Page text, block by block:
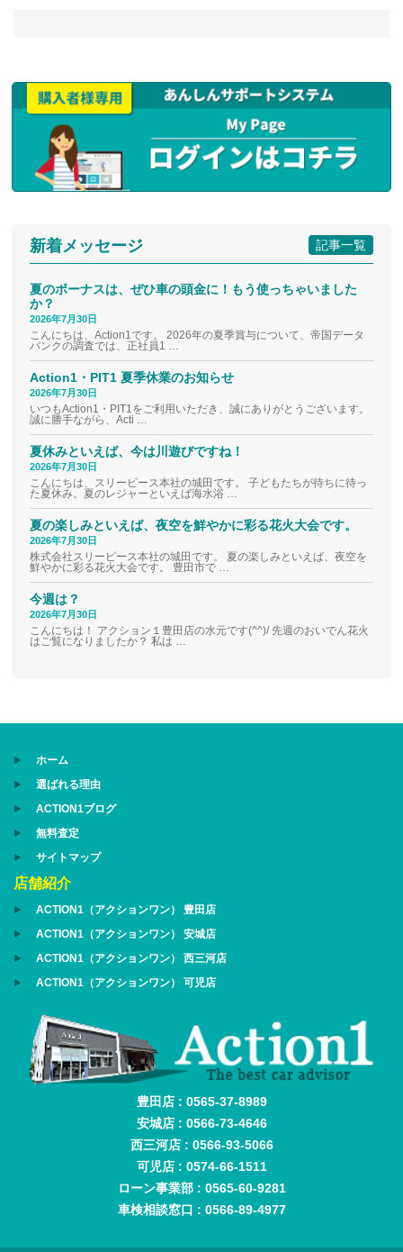
記事一覧
新着メッセージ
夏のボーナスは、ぜひ車の頭金に！もう使っちゃいました
か？
2026年7月30日
こんにちは、Action1です。 2026年の夏季賞与について、帝国データ
バンクの調査では、正社員1 …
Action1・PIT1 夏季休業のお知らせ
2026年7月30日
いつもAction1・PIT1をご利用いただき、誠にありがとうございます。
誠に勝手ながら、Acti …
夏休みといえば、今は川遊びですね！
2026年7月30日
こんにちは、スリーピース本社の城田です。 子どもたちが待ちに待っ
た夏休み。夏のレジャーといえば海水浴 …
夏の楽しみといえば、夜空を鮮やかに彩る花火大会です。
2026年7月30日
株式会社スリーピース本社の城田です。 夏の楽しみといえば、夜空を
鮮やかに彩る花火大会です。 豊田市で …
今週は？
2026年7月30日
こんにちは！ アクション１豊田店の水元です(^^)/ 先週のおいでん花火
はご覧になりましたか？ 私は …
ホーム
選ばれる理由
ACTION1ブログ
無料査定
サイトマップ
店舗紹介
ACTION1（アクションワン） 豊田店
ACTION1（アクションワン） 安城店
ACTION1（アクションワン） 西三河店
ACTION1（アクションワン） 可児店
豊田店 : 0565-37-8989
安城店 : 0566-73-4646
西三河店 : 0566-93-5066
可児店 : 0574-66-1511
ローン事業部 : 0565-60-9281
車検相談窓口 : 0566-89-4977